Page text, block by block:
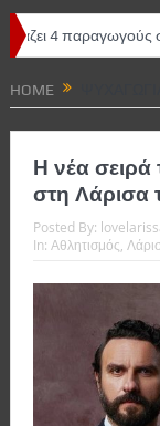
στο Φεστιβάλ
HOME
Η νέα σειρά
στη Λάρισα
Posted By:
In: Αθλητισμός,